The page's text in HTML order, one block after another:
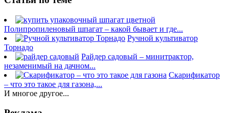
Полипропиленовый шпагат – какой бывает и где...
Ручной культиватор
Торнадо
Райдер садовый – минитрактор,
незаменимый на дачном...
Скарификатор
– что это такое для газона,...
И многое другое...